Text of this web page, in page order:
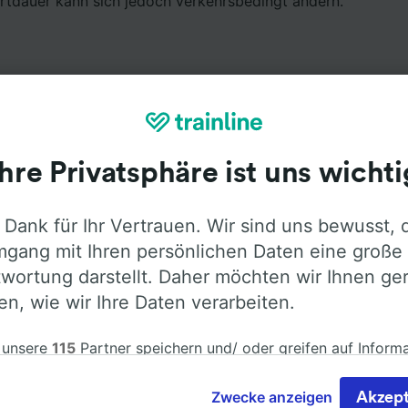
Ausstattung an Bord
nach Bratislava mit Flixbusfahren. Öffnen Sie
über die Busausstattung der Anbieter zu
Gepäck
Ihre Privatsphäre ist uns
für Ihr Vertrauen. Wir sind uns bewusst,
mit Ihren persönlichen Daten eine große
darstellt. Daher möchten wir Ihnen
wie wir Ihre Daten verarbeiten.
115 Partner speichern und/ oder greifen auf
Daten zu verarbeiten. Sie können Ihre
Zwecke anzeigen